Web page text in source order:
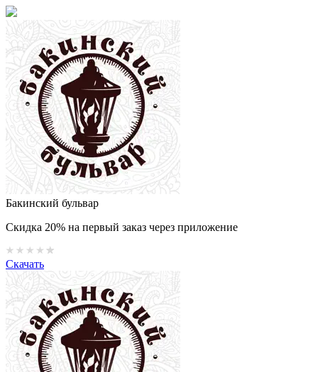
Бакинский бульвар
Скидка 20% на первый заказ через приложение
Скачать